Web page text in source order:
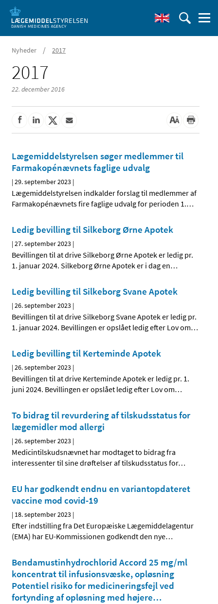
Nyheder / 2017
2017
22. december 2016
Lægemiddelstyrelsen søger medlemmer til
Farmakopénævnets faglige udvalg
|29. september 2023 |
Lægemiddelstyrelsen indkalder forslag til medlemmer af
Farmakopénævnets fire faglige udvalg for perioden 1.…
Ledig bevilling til Silkeborg Ørne Apotek
|27. september 2023 |
Bevillingen til at drive Silkeborg Ørne Apotek er ledig pr.
1. januar 2024. Silkeborg Ørne Apotek er i dag en…
Ledig bevilling til Silkeborg Svane Apotek
|26. september 2023 |
Bevillingen til at drive Silkeborg Svane Apotek er ledig pr.
1. januar 2024. Bevillingen er opslået ledig efter Lov om…
Ledig bevilling til Kerteminde Apotek
|26. september 2023 |
Bevillingen til at drive Kerteminde Apotek er ledig pr. 1.
juni 2024. Bevillingen er opslået ledig efter Lov om…
To bidrag til revurdering af tilskudsstatus for
lægemidler mod allergi
|26. september 2023 |
Medicintilskudsnævnet har modtaget to bidrag fra
interessenter til sine drøftelser af tilskudsstatus for…
EU har godkendt endnu en variantopdateret
vaccine mod covid-19
| 18. september 2023 |
Efter indstilling fra Det Europæiske Lægemiddelagentur
(EMA) har EU-Kommissionen godkendt den nye…
Bendamustinhydrochlorid Accord 25 mg/ml
koncentrat til infusionsvæske, opløsning
Potentiel risiko for medicineringsfejl ved
fortynding af opløsning med højere…